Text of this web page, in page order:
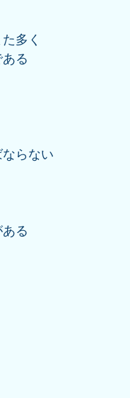
多く
る
らない
る